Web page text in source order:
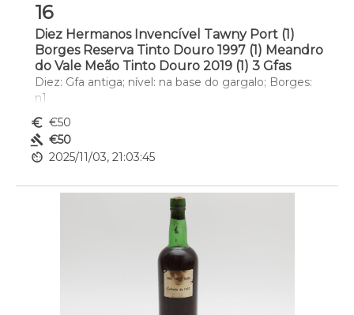
16
Diez Hermanos Invencível Tawny Port (1)
Borges Reserva Tinto Douro 1997 (1) Meandro
do Vale Meão Tinto Douro 2019 (1) 3 Gfas
Diez: Gfa antiga; nível: na base do gargalo; Borges:
n1
euro_symbol €50
gavel €50
av_timer 2025/11/03, 21:03:45